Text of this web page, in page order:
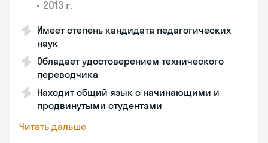
• 2013 г.
Имеет степень кандидата педагогических
наук
Обладает удостоверением технического
переводчика
Находит общий язык с начинающими и
продвинутыми студентами
Читать дальше